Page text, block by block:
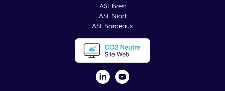
ASI Brest
ASI Niort
ASI Bordeaux